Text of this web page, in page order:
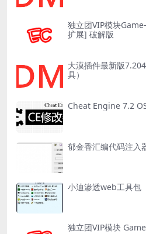
独立团VIP模块
扩展] 破解版
大漠插件最新版
具）
Cheat Engine 7.2
郁金香汇编代码注入
小迪渗透web工具包
独立团VIP模块